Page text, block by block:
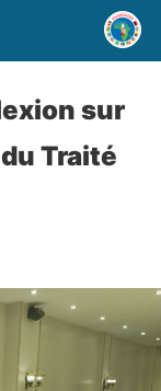
sur
Traité